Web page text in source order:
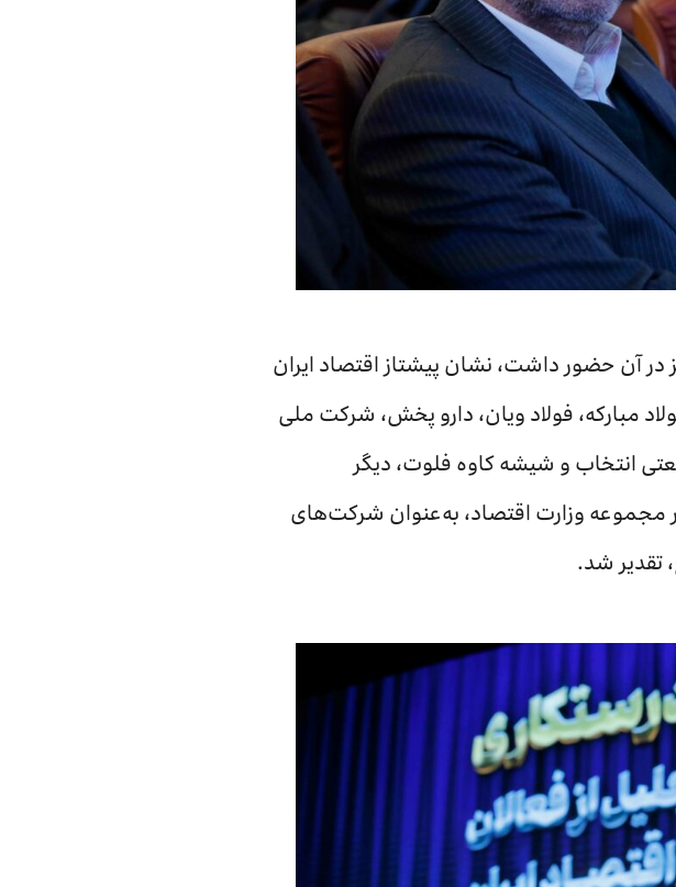
آن حضور داشت، نشان پیشتاز اقتصاد ایران
مبارکه، فولاد ویان، دارو پخش، شرکت ملی
انتخاب و شیشه کاوه فلوت، دیگر
وزارت اقتصاد، به‌عنوان شرکت‌های
تقدیر شد.